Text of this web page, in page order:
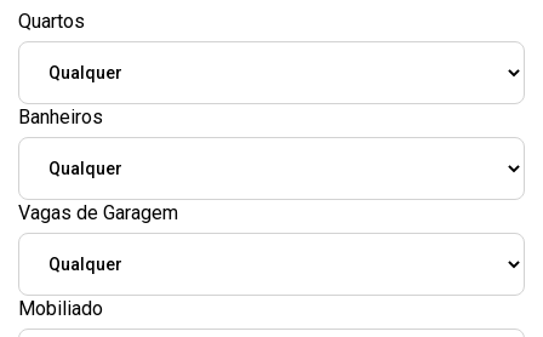
Quartos
Banheiros
Vagas de Garagem
Mobiliado